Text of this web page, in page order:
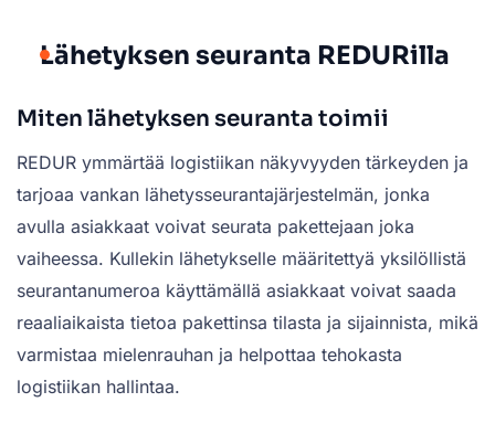
Lähetyksen seuranta REDURilla
Miten lähetyksen seuranta toimii
REDUR ymmärtää logistiikan näkyvyyden tärkeyden ja
tarjoaa vankan lähetysseurantajärjestelmän, jonka
avulla asiakkaat voivat seurata pakettejaan joka
vaiheessa. Kullekin lähetykselle määritettyä yksilöllistä
seurantanumeroa käyttämällä asiakkaat voivat saada
reaaliaikaista tietoa pakettinsa tilasta ja sijainnista, mikä
varmistaa mielenrauhan ja helpottaa tehokasta
logistiikan hallintaa.